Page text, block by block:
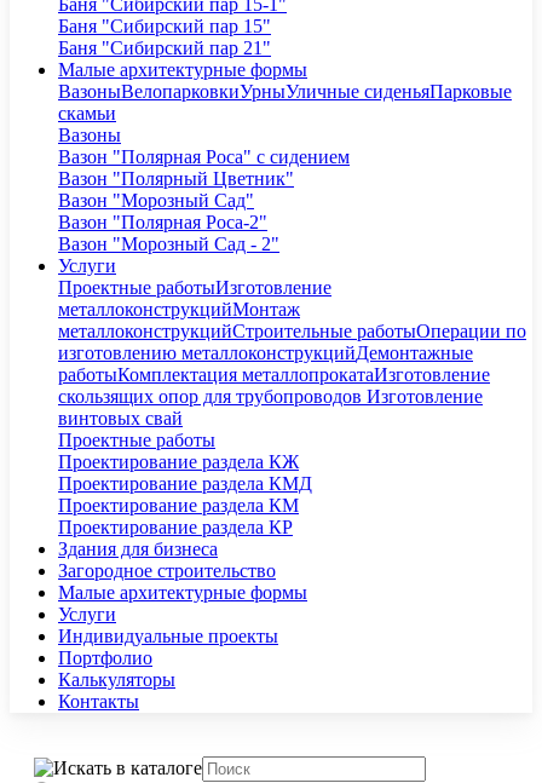
Баня "Сибирский пар 15-1"
Баня "Сибирский пар 15"
Баня "Сибирский пар 21"
Малые архитектурные формы
ВазоныВелопарковкиУрныУличные сиденьяПарковые
скамьи
Вазоны
Вазон "Полярная Роса" с сидением
Вазон "Полярный Цветник"
Вазон "Морозный Сад"
Вазон "Полярная Роса-2"
Вазон "Морозный Сад - 2"
Услуги
Проектные работыИзготовление
металлоконструкцийМонтаж
металлоконструкцийСтроительные работыОперации по
изготовлению металлоконструкцийДемонтажные
работыКомплектация металлопрокатаИзготовление
скользящих опор для трубопроводов Изготовление
винтовых свай
Проектные работы
Проектирование раздела КЖ
Проектирование раздела КМД
Проектирование раздела КМ
Проектирование раздела КР
Здания для бизнеса
Загородное строительство
Малые архитектурные формы
Услуги
Индивидуальные проекты
Портфолио
Калькуляторы
Контакты